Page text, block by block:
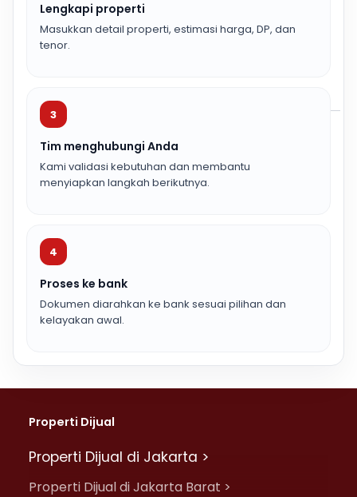
Lengkapi properti
Masukkan detail properti, estimasi harga, DP, dan
tenor.
3
Tim menghubungi Anda
Kami validasi kebutuhan dan membantu
menyiapkan langkah berikutnya.
4
Proses ke bank
Dokumen diarahkan ke bank sesuai pilihan dan
kelayakan awal.
Properti Dijual
Properti Dijual di Jakarta >
Properti Dijual di Jakarta Barat >